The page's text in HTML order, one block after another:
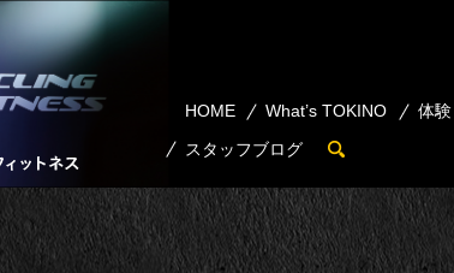
HOME What’s TOKINO 体
スタッフブログ
search